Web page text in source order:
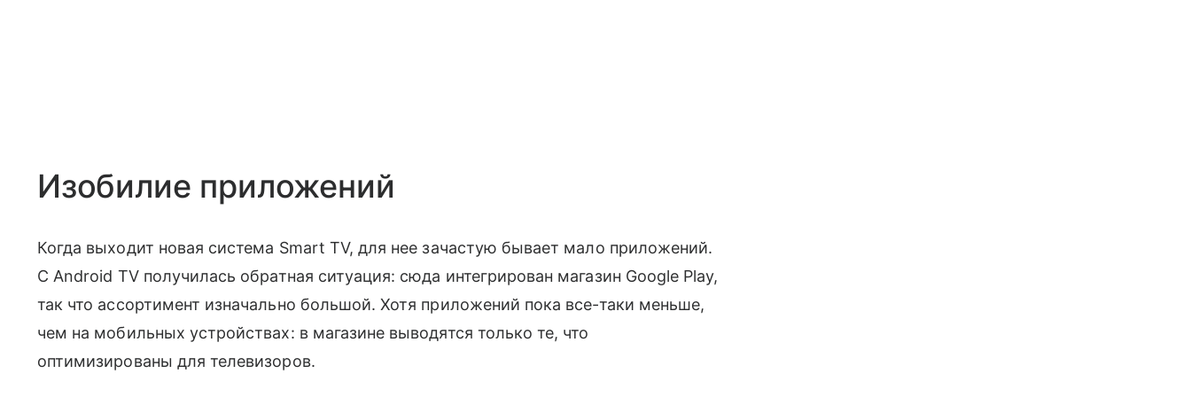
Изобилие приложений
Когда выходит новая система Smart TV, для нее зачастую бывает мало приложений.
С Android TV получилась обратная ситуация: сюда интегрирован магазин Google Play,
так что ассортимент изначально большой. Хотя приложений пока все-таки меньше,
чем на мобильных устройствах: в магазине выводятся только те, что
оптимизированы для телевизоров.